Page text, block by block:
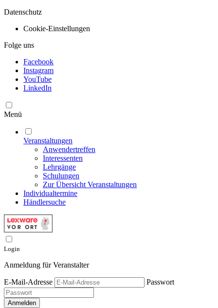
Datenschutz
Cookie-Einstellungen
Folge uns
Facebook
Instagram
YouTube
LinkedIn
Menü
Veranstaltungen
Anwendertreffen
Interessenten
Lehrgänge
Schulungen
Zur Übersicht Veranstaltungen
Individualtermine
Händlersuche
Login
Anmeldung für Veranstalter
E-Mail-Adresse Passwort
Anmelden